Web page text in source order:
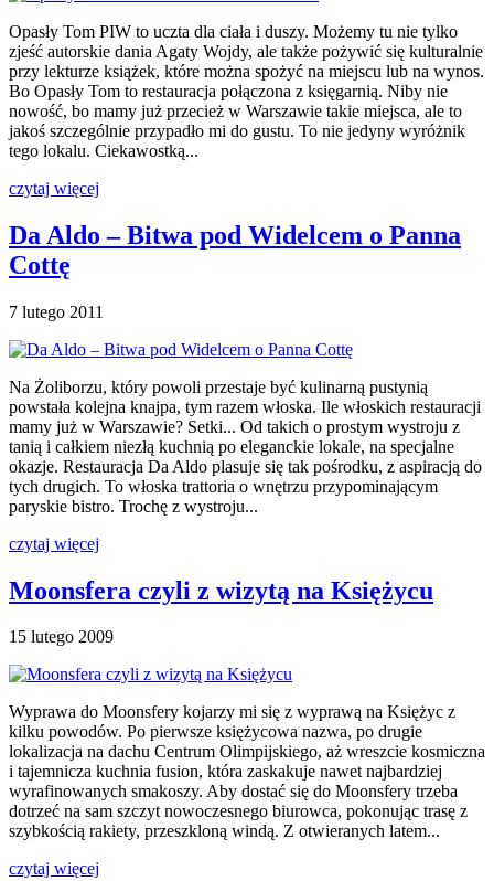
Opasły Tom PIW to uczta dla ciała i duszy. Możemy tu nie tylko
zjeść autorskie dania Agaty Wojdy, ale także pożywić się kulturalnie
przy lekturze książek, które można spożyć na miejscu lub na wynos.
Bo Opasły Tom to restauracja połączona z księgarnią. Niby nie
nowość, bo mamy już przecież w Warszawie takie miejsca, ale to
jakoś szczególnie przypadło mi do gustu. To nie jedyny wyróżnik
tego lokalu. Ciekawostką...
czytaj więcej
Da Aldo – Bitwa pod Widelcem o Panna
Cottę
7 lutego 2011
Na Żoliborzu, który powoli przestaje być kulinarną pustynią
powstała kolejna knajpa, tym razem włoska. Ile włoskich restauracji
mamy już w Warszawie? Setki... Od takich o prostym wystroju z
tanią i całkiem niezłą kuchnią po eleganckie lokale, na specjalne
okazje. Restauracja Da Aldo plasuje się tak pośrodku, z aspiracją do
tych drugich. To włoska trattoria o wnętrzu przypominającym
paryskie bistro. Trochę z wystroju...
czytaj więcej
Moonsfera czyli z wizytą na Księżycu
15 lutego 2009
Wyprawa do Moonsfery kojarzy mi się z wyprawą na Księżyc z
kilku powodów. Po pierwsze księżycowa nazwa, po drugie
lokalizacja na dachu Centrum Olimpijskiego, aż wreszcie kosmiczna
i tajemnicza kuchnia fusion, która zaskakuje nawet najbardziej
wyrafinowanych smakoszy. Aby dostać się do Moonsfery trzeba
dotrzeć na sam szczyt nowoczesnego biurowca, pokonując trasę z
szybkością rakiety, przeszkloną windą. Z otwieranych latem...
czytaj więcej